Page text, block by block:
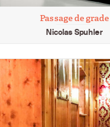
Passage de grade
Nicolas Spuhler